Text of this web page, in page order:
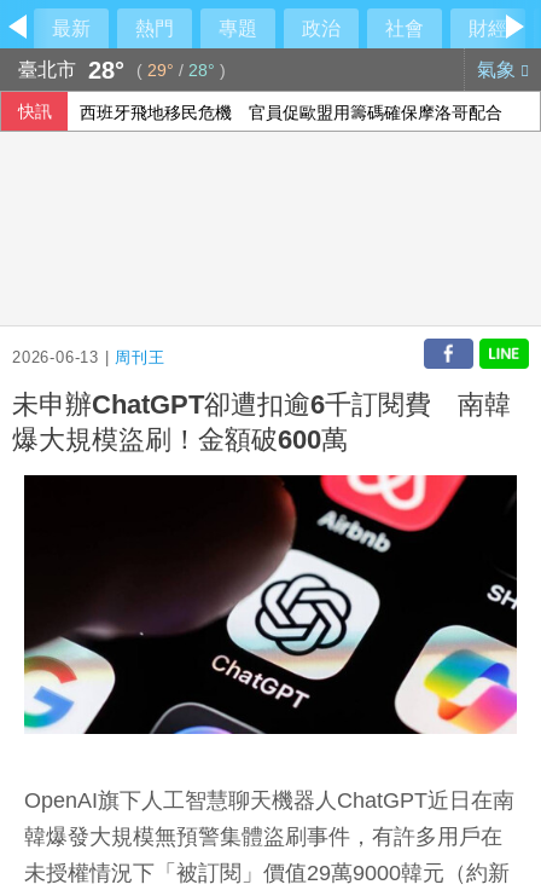
最新 熱門 專題 政治 社會
財經
臺北市 28° ( 29° / 28° ) 氣象
快訊 西班牙飛地移民危機 官員促歐盟用籌碼確保摩洛哥配合
2026-06-13 | 周刊王
未申辦ChatGPT卻遭扣逾6千訂閱費 南韓
爆大規模盜刷！金額破600萬
OpenAI旗下人工智慧聊天機器人ChatGPT近日在南
韓爆發大規模無預警集體盜刷事件，有許多用戶在
未授權情況下「被訂閱」價值29萬9000韓元（約新